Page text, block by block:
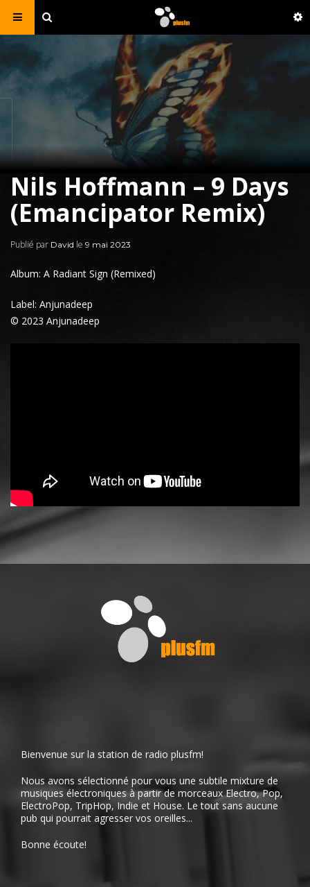
Nils Hoffmann – 9 Days
(Emancipator Remix)
Publié par David le 9 mai 2023
Album: A Radiant Sign (Remixed)
Label: Anjunadeep
© 2023 Anjunadeep
Bienvenue sur la station de radio plusfm!
Nous avons sélectionné pour vous une subtile mixture de
musiques électroniques à partir de morceaux Electro, Pop,
ElectroPop, TripHop, Indie et House. Le tout sans aucune
pub qui pourrait agresser vos oreilles...
Bonne écoute!